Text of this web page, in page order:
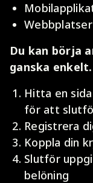
Webbplatser
Du kan börja
ganska
Hitta en
för att
Registrera
Koppla din
Slutför
belöning